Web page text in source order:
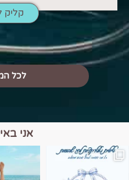
קליק
לכל
אני
הם הגבול 💙🩵